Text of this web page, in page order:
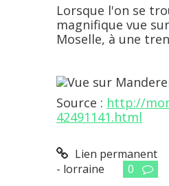
Lorsque l'on se
magnifique vue
Moselle, à une
Source : http://
42491141.html
Lien permanent
- lorraine
0